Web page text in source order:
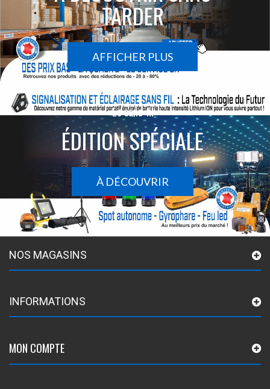
TARDER
AFFICHER PLUS
Le sans-fil
ÉDITION SPÉCIALE
À DÉCOUVRIR
NOS MAGASINS
INFORMATIONS
MON COMPTE